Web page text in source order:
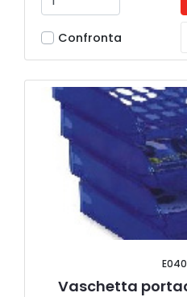
Confronta
Vaschetta